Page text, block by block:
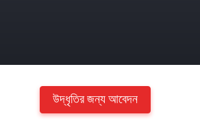
উদ্ধৃতির জন্য আবেদন